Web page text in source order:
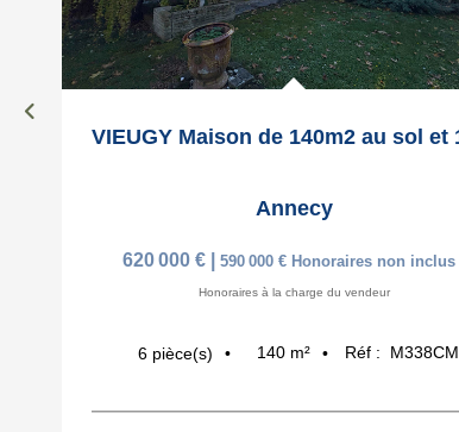
Annecy
620 000 € 590 000 € Honoraires non inclus
Honoraires à la charge du vendeur
6 pièce(s) 140 m² Réf : M338CM